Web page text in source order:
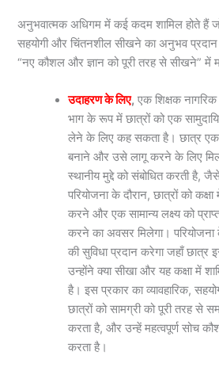
अनुभवात्मक अधिगम में कई कदम शामिल होते हैं जो
सहयोगी और चिंतनशील सीखने का अनुभव
“नए कौशल और ज्ञान को पूरी तरह से सीखने”
उदाहरण के लिए, एक शिक्षक
भाग के रूप में छात्रों को एक
लेने के लिए कह सकता है। छात्र एक
बनाने और उसे लागू करने के लिए
स्थानीय मुद्दे को संबोधित करती है,
परियोजना के दौरान, छात्रों को
करने और एक सामान्य लक्ष्य को
करने का अवसर मिलेगा। परियोजना
की सुविधा प्रदान करेगा जहाँ छात्र
उन्होंने क्या सीखा और यह कक्षा में
है। इस प्रकार का व्यावहारिक,
छात्रों को सामग्री को पूरी तरह
करता है, और उन्हें महत्वपूर्ण सोच
करता है।